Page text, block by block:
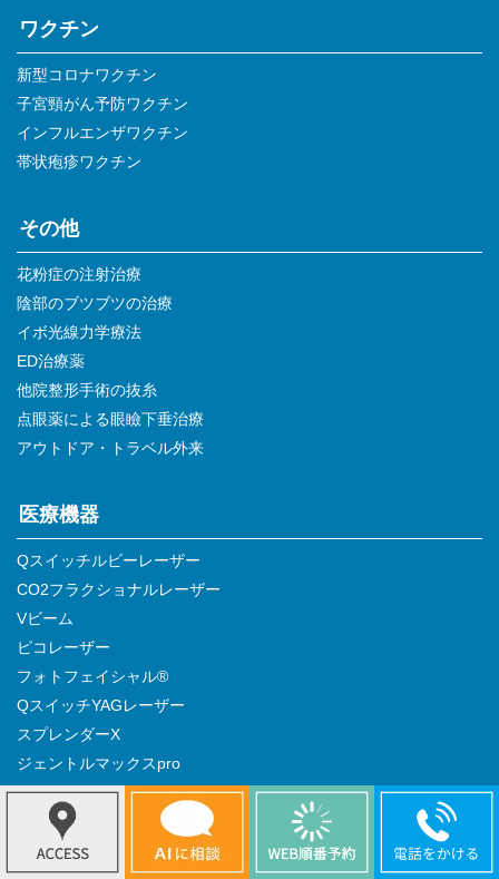
ワクチン
新型コロナワクチン
子宮頸がん予防ワクチン
インフルエンザワクチン
帯状疱疹ワクチン
その他
花粉症の注射治療
陰部のブツブツの治療
イボ光線力学療法
ED治療薬
他院整形手術の抜糸
点眼薬による眼瞼下垂治療
アウトドア・トラベル外来
医療機器
Qスイッチルビーレーザー
CO2フラクショナルレーザー
Vビーム
ピコレーザー
フォトフェイシャル®
QスイッチYAGレーザー
スプレンダーX
ジェントルマックスpro
メディオスターネクストpro
クールテック（COOLTECH）
リポセル（LipoCel)